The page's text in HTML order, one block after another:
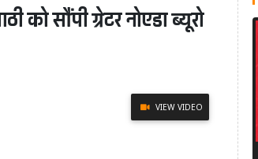
को सौंपी ग्रेटर नोएडा ब्यूरो
VIEW VIDEO